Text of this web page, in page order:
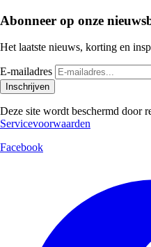
Abonneer op onze
Het laatste nieuws, korting en
E-mailadres
Inschrijven
Deze site wordt beschermd door
Servicevoorwaarden
Facebook